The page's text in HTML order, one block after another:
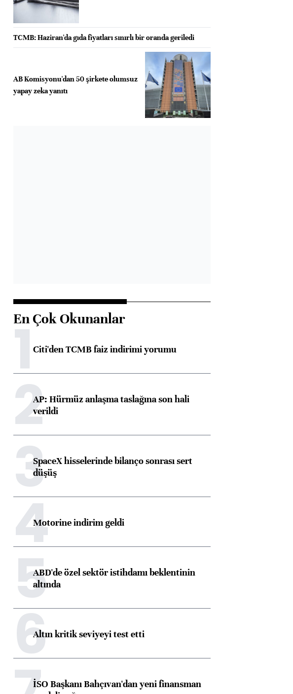
TCMB: Haziran'da gıda fiyatları sınırlı bir oranda geriledi
AB Komisyonu'dan 50 şirkete olumsuz
yapay zeka yanıtı
En Çok Okunanlar
1Citi'den TCMB faiz indirimi yorumu
2AP: Hürmüz anlaşma taslağına son hali
verildi
3SpaceX hisselerinde bilanço sonrası sert
düşüş
4Motorine indirim geldi
5ABD'de özel sektör istihdamı beklentinin
altında
6Altın kritik seviyeyi test etti
İSO Başkanı Bahçıvan'dan yeni finansman